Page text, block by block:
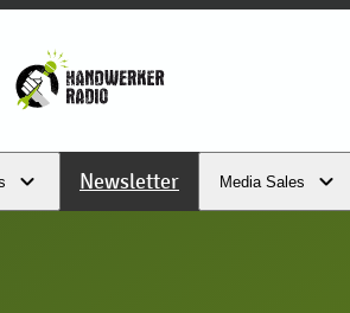
Newsletter Media Sales